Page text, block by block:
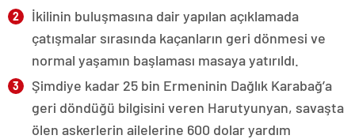
İkilinin buluşmasına dair yapılan açıklamada
çatışmalar sırasında kaçanların geri dönmesi ve
normal yaşamın başlaması masaya yatırıldı.
Şimdiye kadar 25 bin Ermeninin Dağlık Karabağ’a
geri döndüğü bilgisini veren Harutyunyan, savaşta
ölen askerlerin ailelerine 600 dolar yardım